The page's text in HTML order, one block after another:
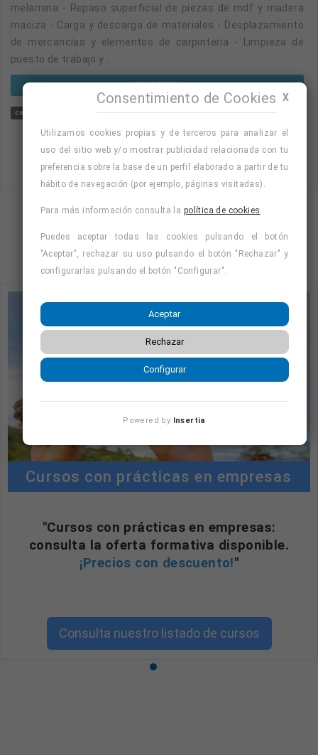
melamina - Repaso superficial de piezas de mdf y madera
maciza - Carga y descarga de materiales - Desplazamiento
de mercancías y elementos de carpintería - Limpieza de
puesto de trabajo y ...
VER OFERTA
carpintero con experiencia limpieza carpintero cocinas carpintero
Cursos con prácticas en empresas
"Cursos con prácticas en empresas:
consulta la oferta formativa disponible.
¡Precios con descuento!"
Consulta nuestro listado de cursos
X
Consentimiento de Cookies
Utilizamos cookies propias y de terceros para analizar el
uso del sitio web y/o mostrar publicidad relacionada con tu
preferencia sobre la base de un perfil elaborado a partir de tu
hábito de navegación (por ejemplo, páginas visitadas).
Para más información consulta la política de cookies.
Puedes aceptar todas las cookies pulsando el botón
"Aceptar", rechazar su uso pulsando el botón "Rechazar" y
configurarlas pulsando el botón "Configurar".
Aceptar
Rechazar
Configurar
Powered by Insertia